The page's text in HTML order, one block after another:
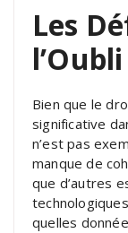
Les
l’Oubli
Bien que le
significative
n’est pas
manque de
que d’autres
quelles